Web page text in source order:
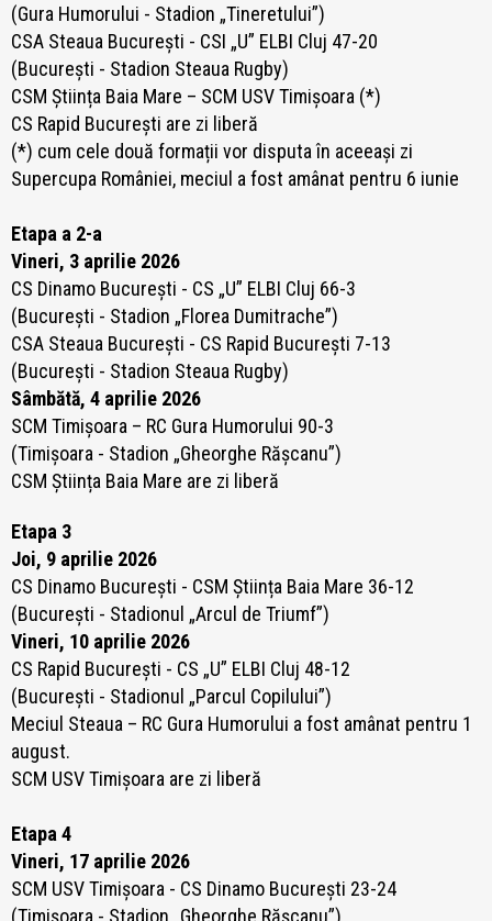
(Gura Humorului - Stadion „Tineretului”)
CSA Steaua București - CSI „U” ELBI Cluj 47-20
(București - Stadion Steaua Rugby)
CSM Știința Baia Mare – SCM USV Timișoara (*)
CS Rapid București are zi liberă
(*) cum cele două formații vor disputa în aceeași zi
Supercupa României, meciul a fost amânat pentru 6 iunie
Etapa a 2-a
Vineri, 3 aprilie 2026
CS Dinamo București - CS „U” ELBI Cluj 66-3
(București - Stadion „Florea Dumitrache”)
CSA Steaua București - CS Rapid București 7-13
(București - Stadion Steaua Rugby)
Sâmbătă, 4 aprilie 2026
SCM Timișoara – RC Gura Humorului 90-3
(Timișoara - Stadion „Gheorghe Rășcanu”)
CSM Știința Baia Mare are zi liberă
Etapa 3
Joi, 9 aprilie 2026
CS Dinamo București - CSM Știința Baia Mare 36-12
(București - Stadionul „Arcul de Triumf”)
Vineri, 10 aprilie 2026
CS Rapid București - CS „U” ELBI Cluj 48-12
(București - Stadionul „Parcul Copilului”)
Meciul Steaua – RC Gura Humorului a fost amânat pentru 1
august.
SCM USV Timișoara are zi liberă
Etapa 4
Vineri, 17 aprilie 2026
SCM USV Timișoara - CS Dinamo București 23-24
(Timișoara - Stadion „Gheorghe Rășcanu”)